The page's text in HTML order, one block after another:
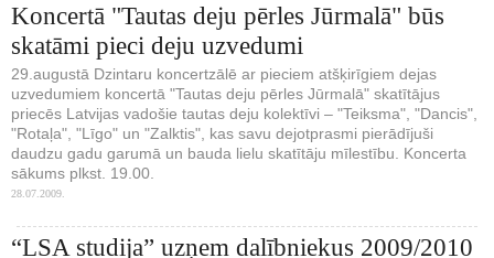
Koncertā "Tautas deju pērles Jūrmalā" būs
skatāmi pieci deju uzvedumi
29.augustā Dzintaru koncertzālē ar pieciem atšķirīgiem dejas
uzvedumiem koncertā "Tautas deju pērles Jūrmalā" skatītājus
priecēs Latvijas vadošie tautas deju kolektīvi – "Teiksma", "Dancis",
"Rotaļa", "Līgo" un "Zalktis", kas savu dejotprasmi pierādījuši
daudzu gadu garumā un bauda lielu skatītāju mīlestību. Koncerta
sākums plkst. 19.00.
28.07.2009.
“LSA studija” uzņem dalībniekus 2009/2010